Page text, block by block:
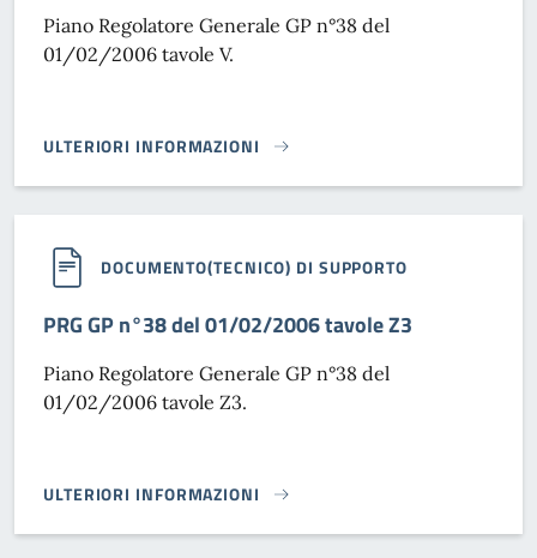
Piano Regolatore Generale GP n°38 del
01/02/2006 tavole V.
ULTERIORI INFORMAZIONI
PRG GP N°38 DEL 01/02/2006 TAVOLE V}
DOCUMENTO(TECNICO) DI SUPPORTO
PRG GP n°38 del 01/02/2006 tavole Z3
Piano Regolatore Generale GP n°38 del
01/02/2006 tavole Z3.
ULTERIORI INFORMAZIONI
PRG GP N°38 DEL 01/02/2006 TAVOLE Z3}